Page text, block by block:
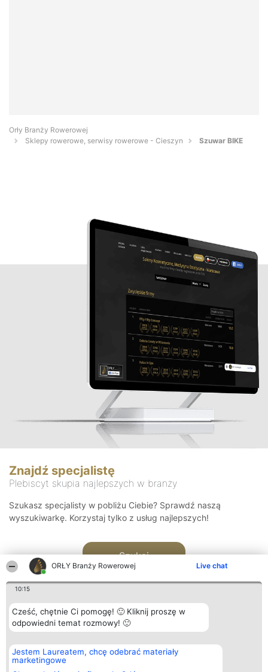
ORŁY Branży Rowerowej Live chat
10:15
Cześć, chętnie Ci pomogę! 🙂 Kliknij proszę w
odpowiedni temat rozmowy! 🙂
Jestem Laureatem, chcę odebrać materiały
marketingowe
Orły Branży Rowerowej
Sklepy rowerowe, serwisy rowerowe - Cieszyn
Szuwar BIKE
Znajdź specjalistę
Plebiscyt skupia najlepszych w branży
Szukasz specjalisty w pobliżu Ciebie? Sprawdź naszą
wyszukiwarkę. Korzystaj tylko z usług najlepszych!
Szukaj
Organizator plebiscytu
Bright Side Solutions sp. z o.
o. sp. k.
ul. Ruska 22
Plebiscyt
Laureaci
wszystkich
Kontakt
Kontakt